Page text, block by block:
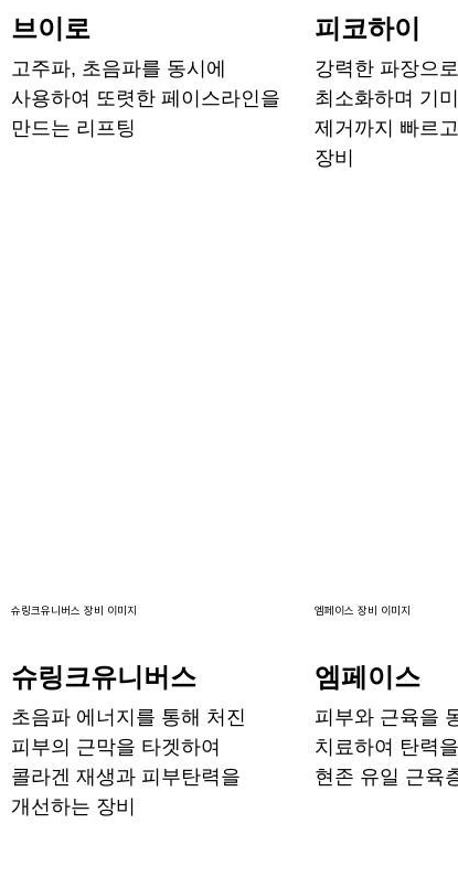
브이로
고주파, 초음파를 동시에
사용하여 또렷한 페이스라인을
만드는 리프팅
피코하이
강력한 파장으
최소화하며 기
제거까지 빠르
장비
슈링크유니버스 장비 이미지
슈링크유니버스
초음파 에너지를 통해 처진
피부의 근막을 타겟하여
콜라겐 재생과 피부탄력을
개선하는 장비
엠페이스 장비 이미지
엠페이스
피부와 근육을
치료하여 탄력
현존 유일 근육